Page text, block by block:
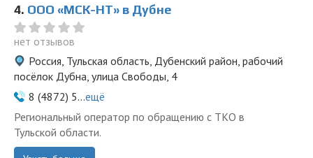
4. ООО «МСК-НТ» в Дубне
нет отзывов
Россия, Тульская область, Дубенский район, рабочий
посёлок Дубна, улица Свободы, 4
8 (4872) 5...ещё
Региональный оператор по обращению с ТКО в
Тульской области.